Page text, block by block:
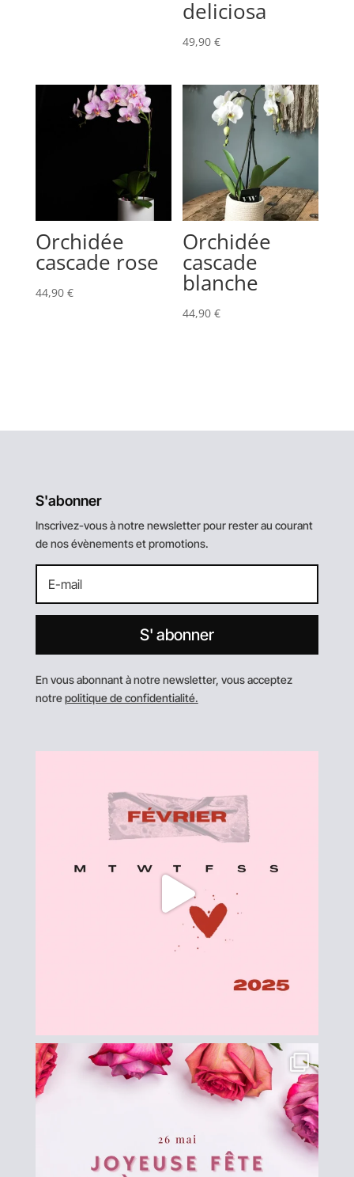
deliciosa
49,90€
Orchidée
cascade rose
44,90 €
Orchidée
cascade
blanche
44,90€
S'abonner
Inscrivez-vous à notre newsletter pour rester au courant
de nos évènements et promotions.
S' abonner
En vous abonnant à notre newsletter, vous acceptez
notrepolitique de confidentialité.